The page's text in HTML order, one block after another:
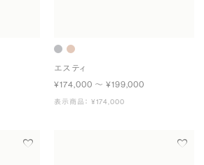
エスティ
¥174,000 〜 ¥199,000
表示商品： ¥174,000